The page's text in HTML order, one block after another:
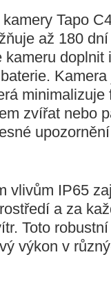
Tapo
až 180
doplnit
minimalizuje
zvířat nebo
vlivům IP65
a za
Toto
výkon v